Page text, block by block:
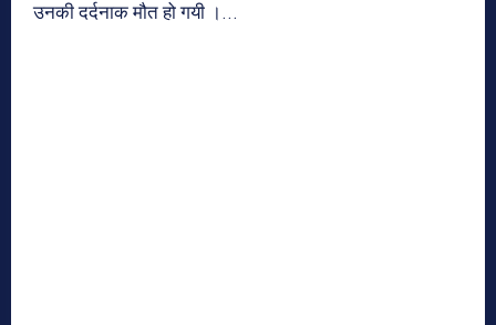
उनकी दर्दनाक मौत हो गयी ।...